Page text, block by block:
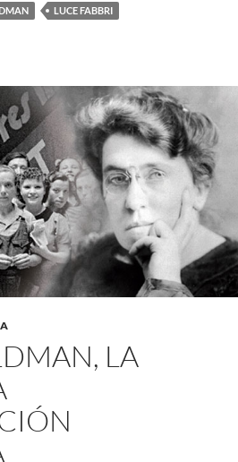
LUCE FABBRI
LA